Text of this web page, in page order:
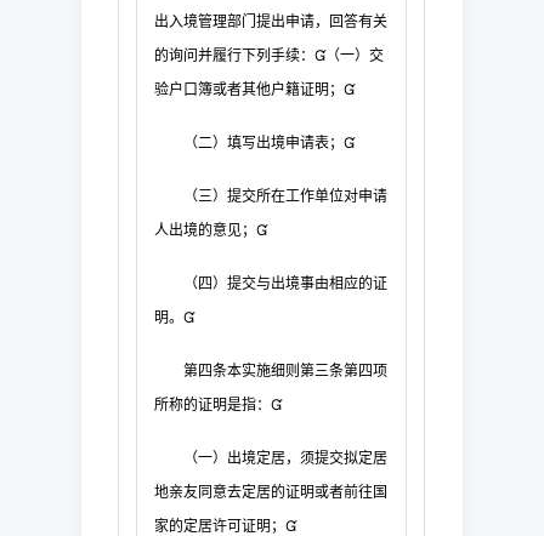
出入境管理部门提出申请，回答有关
的询问并履行下列手续：（一）交
验户口簿或者其他户籍证明；
（二）填写出境申请表；
（三）提交所在工作单位对申请
人出境的意见；
（四）提交与出境事由相应的证
明。
第四条本实施细则第三条第四项
所称的证明是指：
（一）出境定居，须提交拟定居
地亲友同意去定居的证明或者前往国
家的定居许可证明；